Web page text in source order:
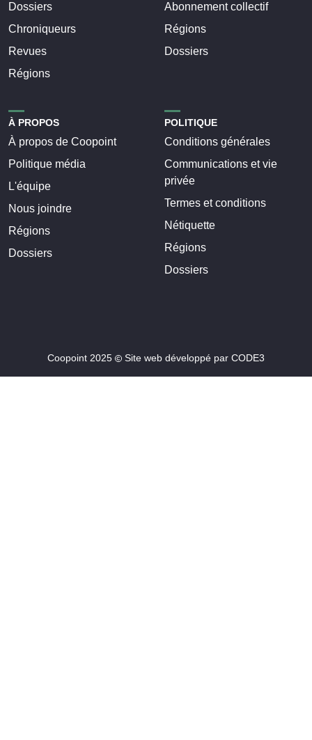
Dossiers
Chroniqueurs
Revues
Régions
Abonnement collectif
Régions
Dossiers
À PROPOS
À propos de Coopoint
Politique média
L'équipe
Nous joindre
Régions
Dossiers
POLITIQUE
Conditions générales
Communications et vie
privée
Termes et conditions
Nétiquette
Régions
Dossiers
Coopoint 2025 Site web développé par CODE3